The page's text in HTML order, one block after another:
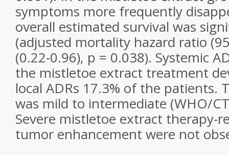
symptoms more frequently
overall estimated survival was
(adjusted mortality hazard ratio
(0.22-0.96), p = 0.038). Systemic
the mistletoe extract treatment
local ADRs 17.3% of the patients.
was mild to intermediate (WHO/
Severe mistletoe extract therapy-
tumor enhancement were not